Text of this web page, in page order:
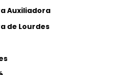
Auxiliadora
de Lourdes